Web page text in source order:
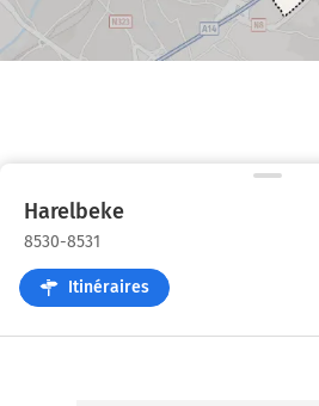
Harelbeke
8530-8531
Itinéraires